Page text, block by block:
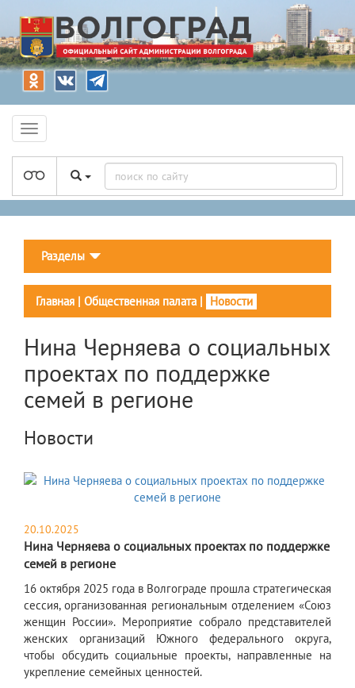
Разделы
Главная | Общественная палата | Новости
Нина Черняева о социальных
проектах по поддержке
семей в регионе
Новости
20.10.2025
Нина Черняева о социальных проектах по поддержке
семей в регионе
​16 октября 2025 года в Волгограде прошла стратегическая
сессия, организованная региональным отделением «Союз
женщин России». Мероприятие собрало представителей
женских организаций Южного федерального округа,
чтобы обсудить социальные проекты, направленные на
укрепление семейных ценностей.